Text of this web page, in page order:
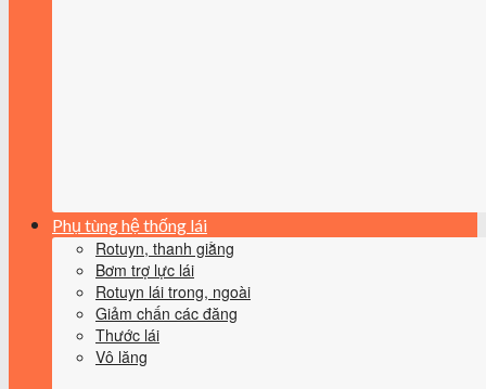
Phụ tùng hệ thống lái
Rotuyn, thanh giằng
Bơm trợ lực lái
Rotuyn lái trong, ngoài
Giảm chấn các đăng
Thước lái
Vô lăng